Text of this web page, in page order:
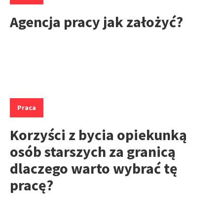
Agencja pracy jak założyć?
Kategorie:
Praca
Korzyści z bycia opiekunką
osób starszych za granicą
dlaczego warto wybrać tę
pracę?